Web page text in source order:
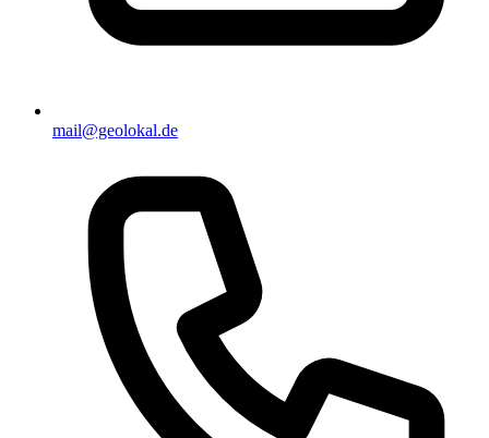
mail@geolokal.de